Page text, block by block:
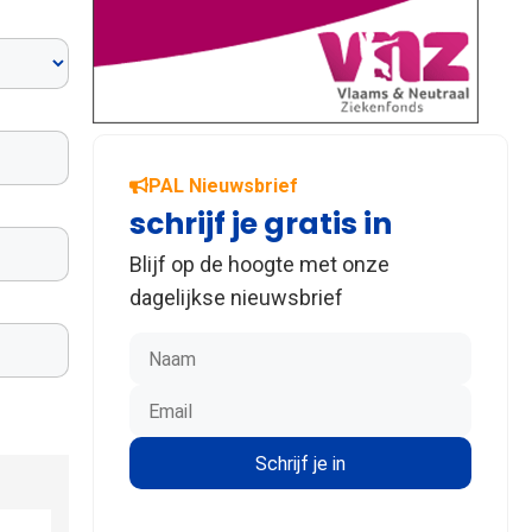
PAL Nieuwsbrief
schrijf je gratis in
Blijf op de hoogte met onze
dagelijkse nieuwsbrief